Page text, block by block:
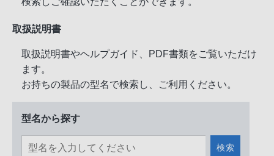
取扱説明書
取扱説明書やヘルプガイド、PDF書類をご覧いただけ
ます。
お持ちの製品の型名で検索し、ご利用ください。
型名から探す
検索